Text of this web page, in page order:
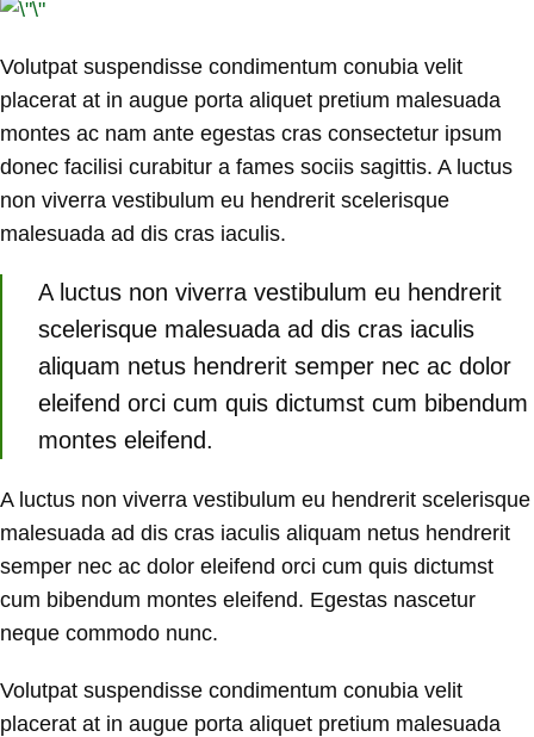
Volutpat suspendisse condimentum conubia velit
placerat at in augue porta aliquet pretium malesuada
montes ac nam ante egestas cras consectetur ipsum
donec facilisi curabitur a fames sociis sagittis. A luctus
non viverra vestibulum eu hendrerit scelerisque
malesuada ad dis cras iaculis.
A luctus non viverra vestibulum eu hendrerit
scelerisque malesuada ad dis cras iaculis
aliquam netus hendrerit semper nec ac dolor
eleifend orci cum quis dictumst cum bibendum
montes eleifend.
A luctus non viverra vestibulum eu hendrerit scelerisque
malesuada ad dis cras iaculis aliquam netus hendrerit
semper nec ac dolor eleifend orci cum quis dictumst
cum bibendum montes eleifend. Egestas nascetur
neque commodo nunc.
Volutpat suspendisse condimentum conubia velit
placerat at in augue porta aliquet pretium malesuada